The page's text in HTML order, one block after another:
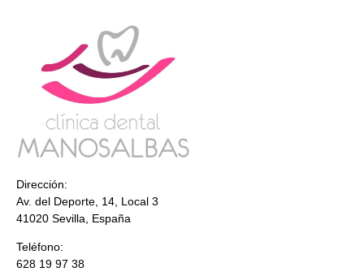
Dirección:
Av. del Deporte, 14, Local 3
41020 Sevilla, España
Teléfono:
628 19 97 38